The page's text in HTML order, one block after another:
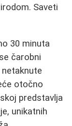
Saveti
30 minuta
čarobni
otočno
predstavlja
unikatnih